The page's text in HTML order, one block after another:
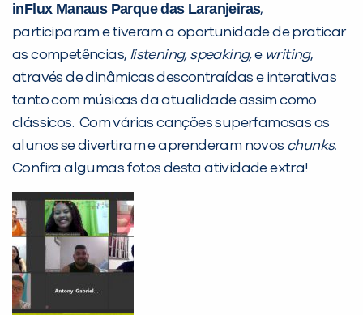
inFlux Manaus Parque das Laranjeiras,
participaram e tiveram a oportunidade de praticar
as competências, listening, speaking,ewriting,
através de dinâmicas descontraídas e interativas
tanto com músicas da atualidade assim como
clássicos. Com várias canções superfamosas os
alunos se divertiram e aprenderam novos chunks.
Confira algumas fotos desta atividade extra!
Desculpe!
Não encontramos nenhuma unidade
inFlux nesta cidade ou bairro que
você digitou.
Preencha com seus dados abaixo e